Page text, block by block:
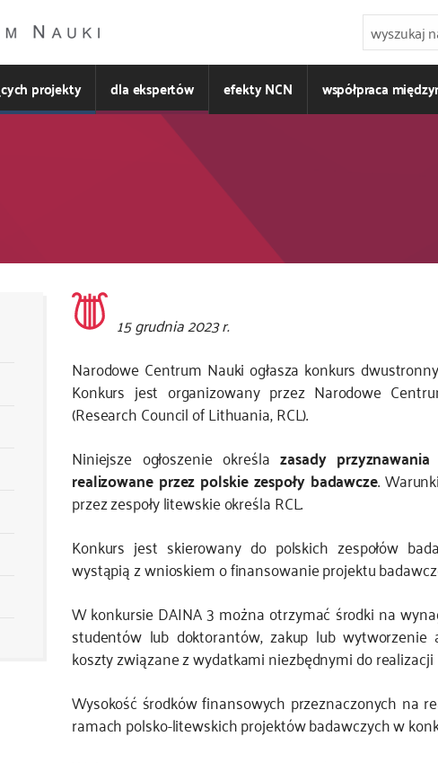
projekty dla ekspertów efekty NCN współpraca
Kod
CSS
JS
15 grudnia 2023 r.
Narodowe Centrum Nauki ogłasza konkurs
Konkurs jest organizowany przez Narodowe
(Research Council of Lithuania, RCL).
Niniejsze ogłoszenie określazasady
realizowane przez polskie zespoły badawcze.
przez zespoły litewskie określa RCL.
Konkurs jest skierowany do polskich zespołów
wystąpią z wnioskiem o finansowanie projektu
W konkursie DAINA 3 można otrzymać środki na
studentów lub doktorantów, zakup lub wytworzenie
koszty związane z wydatkami niezbędnymi do
Wysokość środków finansowych przeznaczonych na
ramach polsko-litewskich projektów badawczych w